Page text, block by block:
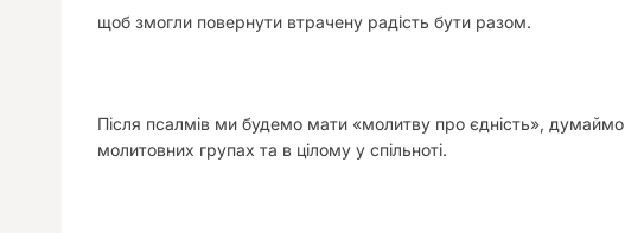
щоб змогли повернути втрачену радість бути разом.
Після псалмів ми будемо мати «молитву про єдність»,
молитовних групах та в цілому у спільноті.